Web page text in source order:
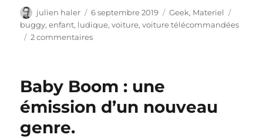
Auteur
julien haler
Publié
le
6 septembre 2019 Catégories
Geek, Materiel
buggy,enfant, ludique,voiture,voiture télécommandées
2 commentairessur
tout
choisir
Baby Boom : une
émission d’un nouveau
genre.